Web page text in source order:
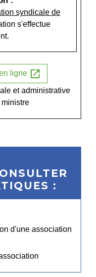
syndicale de
s'effectue
ligne open_in_new
et administrative
:
d'une association